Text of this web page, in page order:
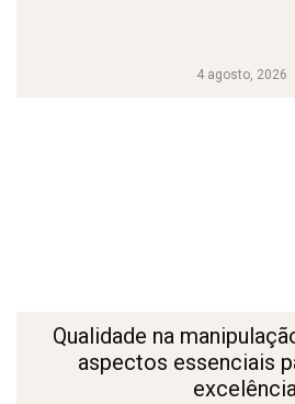
4 agosto, 2026
Qualidade na
aspectos essenciais